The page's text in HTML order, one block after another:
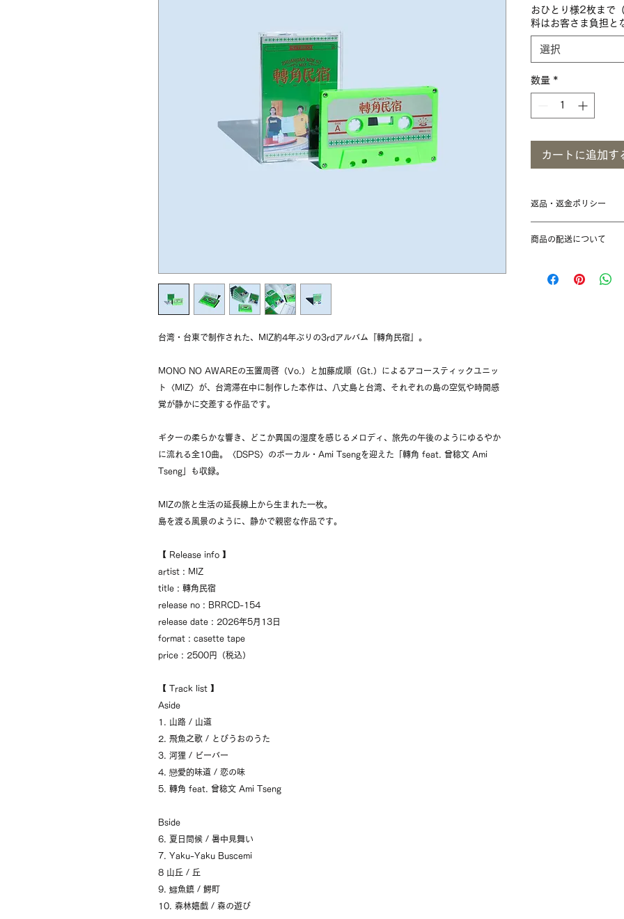
台湾・台東で制作された、MIZ約4年ぶりの3rdアルバム『轉角民宿』。
MONO NO AWAREの玉置周啓（Vo.）と加藤成順（Gt.）によるアコースティックユニッ
ト〈MIZ〉が、台湾滞在中に制作した本作は、八丈島と台湾、それぞれの島の空気や時間感
覚が静かに交差する作品です。
ギターの柔らかな響き、どこか異国の湿度を感じるメロディ、旅先の午後のようにゆるやか
に流れる全10曲。〈DSPS〉のボーカル・Ami Tsengを迎えた「轉角 feat. 曾稔文 Ami
Tseng」も収録。
MIZの旅と生活の延長線上から生まれた一枚。
島を渡る風景のように、静かで親密な作品です。
【 Release info 】
artist : MIZ
title : 轉角民宿
release no : BRRCD-154
release date : 2026年5月13日
format : casette tape
price : 2500円（税込）
【 Track list 】
Aside
1. 山路 / 山道
2. 飛魚之歌 / とびうおのうた
3. 河狸 / ビーバー
4. 戀愛的味道 / 恋の味
5. 轉角 feat. 曾稔文 Ami Tseng
Bside
6. 夏日問候 / 暑中見舞い
7. Yaku-Yaku Buscemi
8 山丘 / 丘
9. 鱷魚鎮 / 鰐町
10. 森林嬉戲 / 森の遊び
おひとり様2枚まで
料はお客さま負担と
選択
数量 *
カートに追加す
返品・返金ポリシー
で、お間違えのない
万一の不良品（キ
商品の配送について
基本的には、ご注